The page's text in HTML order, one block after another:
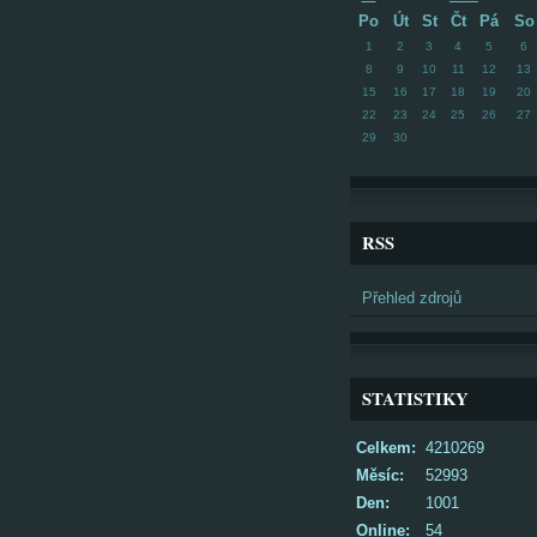
Po Út St Čt Pá So
1 2 3 4 5 6
8
9 10 11 12 13
15
16 17 18 19 20
22
23 24 25 26 27
29
30
RSS
Přehled zdrojů
STATISTIKY
Online: 54
Celkem: 4210269
Měsíc:
52993
Den:
1001